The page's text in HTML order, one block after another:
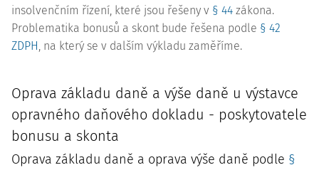
insolvenčním řízení, které jsou řešeny v § 44 zákona.
Problematika bonusů a skont bude řešena podle § 42
ZDPH, na který se v dalším výkladu zaměříme.
Oprava základu daně a výše daně u výstavce
opravného daňového dokladu - poskytovatele
bonusu a skonta
Oprava základu daně a oprava výše daně podle §